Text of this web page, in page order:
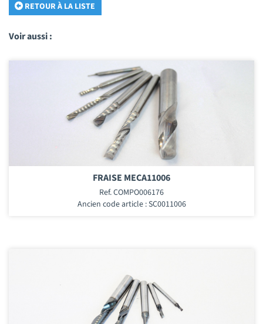
RETOUR À LA LISTE
Voir aussi :
FRAISE MECA11006
Ref. COMPO006176
Ancien code article : SC0011006